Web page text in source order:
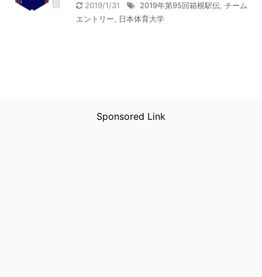
2019/1/31 2019年第95回箱根駅伝 チーム
エントリー
日本体育大学
Sponsored Link